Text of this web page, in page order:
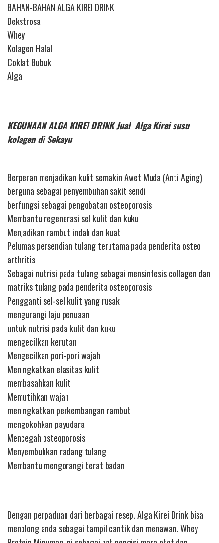
BAHAN-BAHAN ALGA KIREI DRINK
Dekstrosa
Whey
Kolagen Halal
Coklat Bubuk
Alga
KEGUNAAN ALGA KIREI DRINK Jual Alga Kirei susu
kolagen di Sekayu
Berperan menjadikan kulit semakin Awet Muda (Anti Aging)
berguna sebagai penyembuhan sakit sendi
berfungsi sebagai pengobatan osteoporosis
Membantu regenerasi sel kulit dan kuku
Menjadikan rambut indah dan kuat
Pelumas persendian tulang terutama pada penderita osteo
arthritis
Sebagai nutrisi pada tulang sebagai mensintesis collagen dan
matriks tulang pada penderita osteoporosis
Pengganti sel-sel kulit yang rusak
mengurangi laju penuaan
untuk nutrisi pada kulit dan kuku
mengecilkan kerutan
Mengecilkan pori-pori wajah
Meningkatkan elasitas kulit
membasahkan kulit
Memutihkan wajah
meningkatkan perkembangan rambut
mengokohkan payudara
Mencegah osteoporosis
Menyembuhkan radang tulang
Membantu mengorangi berat badan
Dengan perpaduan dari berbagai resep, Alga Kirei Drink bisa
menolong anda sebagai tampil cantik dan menawan. Whey